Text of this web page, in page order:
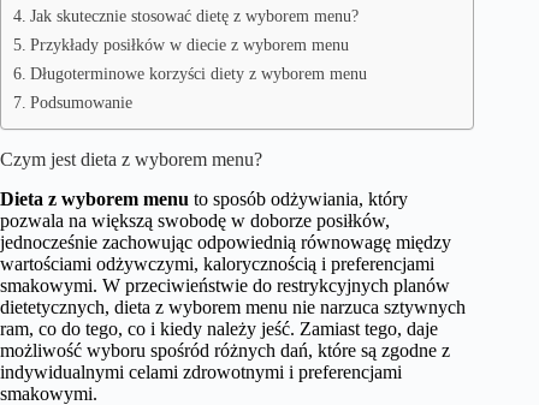
Jak skutecznie stosować dietę z wyborem menu?
Przykłady posiłków w diecie z wyborem menu
Długoterminowe korzyści diety z wyborem menu
Podsumowanie
Czym jest dieta z wyborem menu?
Dieta z wyborem menu to sposób odżywiania, który
pozwala na większą swobodę w doborze posiłków,
jednocześnie zachowując odpowiednią równowagę między
wartościami odżywczymi, kalorycznością i preferencjami
smakowymi. W przeciwieństwie do restrykcyjnych planów
dietetycznych, dieta z wyborem menu nie narzuca sztywnych
ram, co do tego, co i kiedy należy jeść. Zamiast tego, daje
możliwość wyboru spośród różnych dań, które są zgodne z
indywidualnymi celami zdrowotnymi i preferencjami
smakowymi.